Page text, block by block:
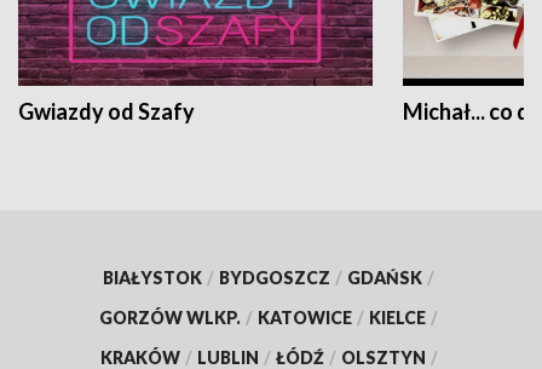
Gwiazdy od Szafy Michał... co
BIAŁYSTOK / BYDGOSZCZ / GDAŃSK /
GORZÓW WLKP. / KATOWICE / KIELCE /
KRAKÓW / LUBLIN / ŁÓDŹ / OLSZTYN /